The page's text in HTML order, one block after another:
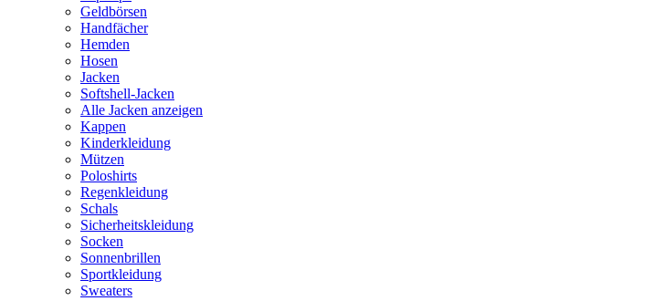
Geldbörsen
Handfächer
Hemden
Hosen
Jacken
Softshell-Jacken
Alle Jacken anzeigen
Kappen
Kinderkleidung
Mützen
Poloshirts
Regenkleidung
Schals
Sicherheitskleidung
Socken
Sonnenbrillen
Sportkleidung
Sweaters